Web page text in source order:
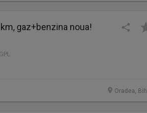
gaz+benzina noua!
Oradea,